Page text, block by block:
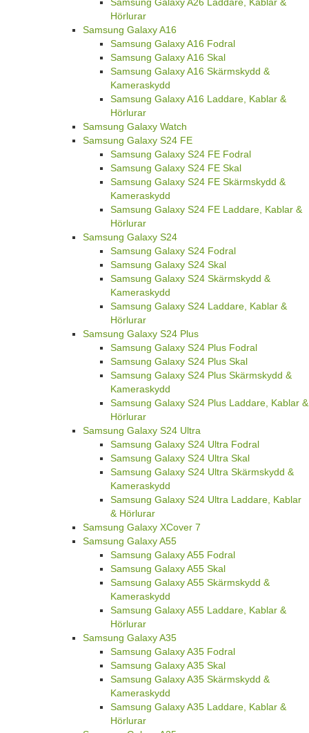
Samsung Galaxy A26 Laddare, Kablar &
Hörlurar
Samsung Galaxy A16
Samsung Galaxy A16 Fodral
Samsung Galaxy A16 Skal
Samsung Galaxy A16 Skärmskydd &
Kameraskydd
Samsung Galaxy A16 Laddare, Kablar &
Hörlurar
Samsung Galaxy Watch
Samsung Galaxy S24 FE
Samsung Galaxy S24 FE Fodral
Samsung Galaxy S24 FE Skal
Samsung Galaxy S24 FE Skärmskydd &
Kameraskydd
Samsung Galaxy S24 FE Laddare, Kablar &
Hörlurar
Samsung Galaxy S24
Samsung Galaxy S24 Fodral
Samsung Galaxy S24 Skal
Samsung Galaxy S24 Skärmskydd &
Kameraskydd
Samsung Galaxy S24 Laddare, Kablar &
Hörlurar
Samsung Galaxy S24 Plus
Samsung Galaxy S24 Plus Fodral
Samsung Galaxy S24 Plus Skal
Samsung Galaxy S24 Plus Skärmskydd &
Kameraskydd
Samsung Galaxy S24 Plus Laddare, Kablar &
Hörlurar
Samsung Galaxy S24 Ultra
Samsung Galaxy S24 Ultra Fodral
Samsung Galaxy S24 Ultra Skal
Samsung Galaxy S24 Ultra Skärmskydd &
Kameraskydd
Samsung Galaxy S24 Ultra Laddare, Kablar
& Hörlurar
Samsung Galaxy XCover 7
Samsung Galaxy A55
Samsung Galaxy A55 Fodral
Samsung Galaxy A55 Skal
Samsung Galaxy A55 Skärmskydd &
Kameraskydd
Samsung Galaxy A55 Laddare, Kablar &
Hörlurar
Samsung Galaxy A35
Samsung Galaxy A35 Fodral
Samsung Galaxy A35 Skal
Samsung Galaxy A35 Skärmskydd &
Kameraskydd
Samsung Galaxy A35 Laddare, Kablar &
Hörlurar